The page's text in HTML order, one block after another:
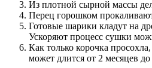
Из плотной сырной массы
Перец горошком
Готовые шарики кладут на
Ускоряют процесс сушки
Как только корочка
может длится от 2 месяцев до